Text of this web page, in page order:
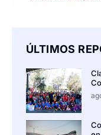
ÚLTIMOS